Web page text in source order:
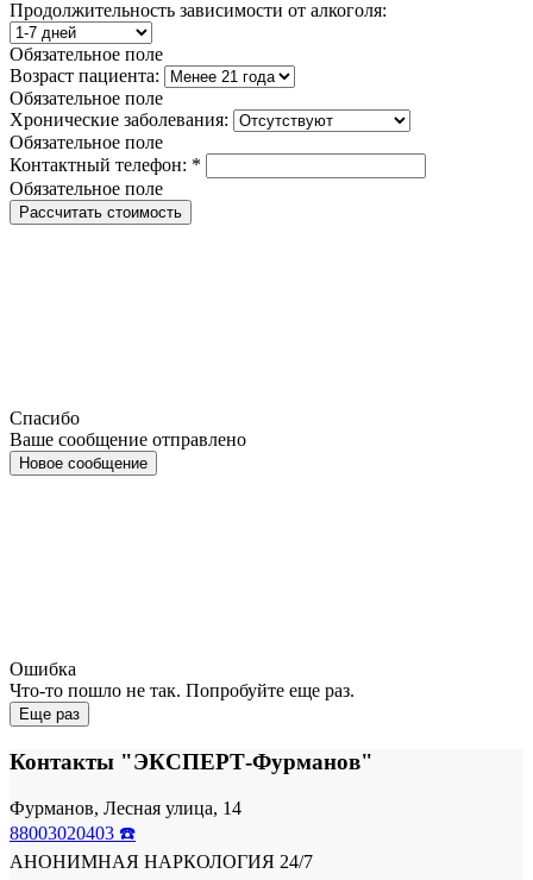
Продолжительность зависимости от алкоголя:
Обязательное поле
Возраст пациента:
Обязательное поле
Хронические заболевания:
Обязательное поле
Контактный телефон: *
Обязательное поле
Рассчитать стоимость
Спасибо
Ваше сообщение отправлено
Новое сообщение
Ошибка
Что-то пошло не так. Попробуйте еще раз.
Еще раз
Контакты "ЭКСПЕРТ-Фурманов"
Фурманов, Лесная улица, 14
88003020403 ☎️
АНОНИМНАЯ НАРКОЛОГИЯ 24/7